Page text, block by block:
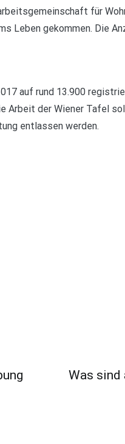
für
Leben gekommen. Die
auf rund 13.900
Arbeit der Wiener Tafel
entlassen werden.
Was sind